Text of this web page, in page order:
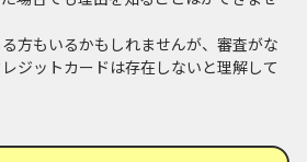
方もいるかもしれませんが、審査がな
ジットカードは存在しないと理解して